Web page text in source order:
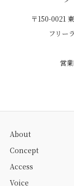
〒150-0021
フリー
営
About
Concept
Access
Voice